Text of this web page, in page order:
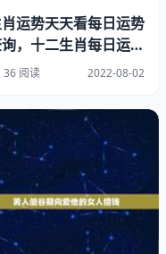
脾气的我在加上双鱼座
常我们也只是对事不对
会对之前的行为感到后
何人都更希望做好，所
。
，如果双鱼黑化的
其他人的特点，怎么
运势天天看每日运势
，十二生肖每日运势
看怎么关注
36 阅读 2022-08-02